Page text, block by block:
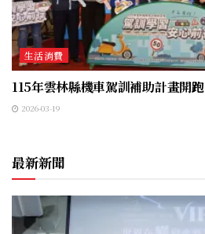
生活消費
115年雲林縣機車駕訓補助計畫開跑
2026-03-19
最新新聞